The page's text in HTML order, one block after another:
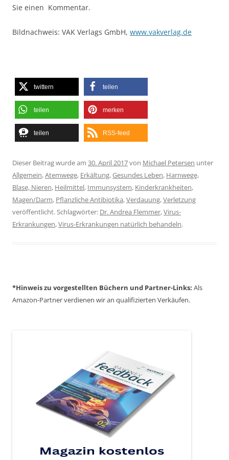
Sie einen Kommentar.
Bildnachweis: VAK Verlags GmbH, www.vakverlag.de
twittern teilen
teilen merken
teilen RSS-feed
Dieser Beitrag wurde am 30. April 2017von Michael Petersen unter
Allgemein,Atemwege, Erkältung,Gesundes Leben, Harnwege,
Blase, Nieren, Heilmittel, Immunsystem, Kinderkrankheiten,
Magen/Darm, Pflanzliche Antibiotika,Verdauung,Verletzung
veröffentlicht. Schlagwörter: Dr. Andrea Flemmer,Virus-
Erkrankungen,Virus-Erkrankungen natürlich behandeln.
*Hinweis zu vorgestellten Büchern und Partner-Links: Als
Amazon-Partner verdienen wir an qualifizierten Verkäufen.